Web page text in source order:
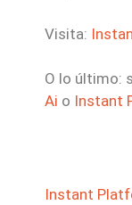
Visita:
O lo último:
Ai o Instant
Instant